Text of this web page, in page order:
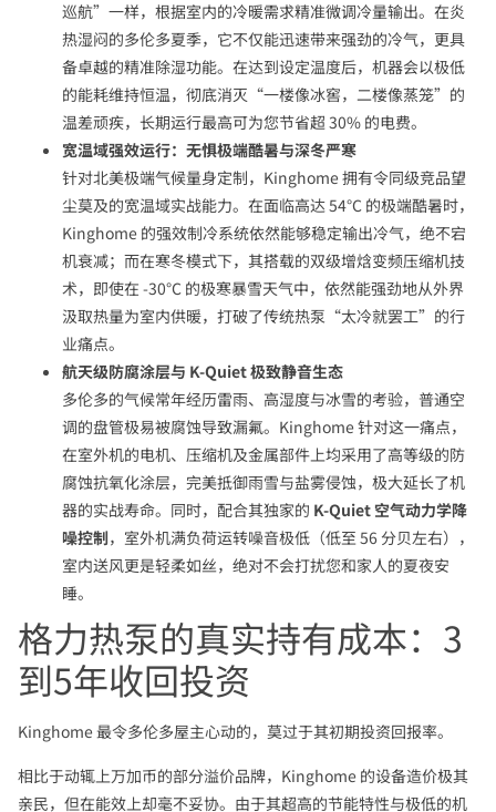
巡航”一样，根据室内的冷暖需求精准微调冷量输出。在炎
热湿闷的多伦多夏季，它不仅能迅速带来强劲的冷气，更具
备卓越的精准除湿功能。在达到设定温度后，机器会以极低
的能耗维持恒温，彻底消灭“一楼像冰窖，二楼像蒸笼”的
温差顽疾，长期运行最高可为您节省超 30% 的电费。
宽温域强效运行：无惧极端酷暑与深冬严寒
针对北美极端气候量身定制，Kinghome 拥有令同级竞品望
尘莫及的宽温域实战能力。在面临高达 54°C 的极端酷暑时，
Kinghome 的强效制冷系统依然能够稳定输出冷气，绝不宕
机衰减；而在寒冬模式下，其搭载的双级增焓变频压缩机技
术，即使在 -30°C 的极寒暴雪天气中，依然能强劲地从外界
汲取热量为室内供暖，打破了传统热泵“太冷就罢工”的行
业痛点。
航天级防腐涂层与 K-Quiet 极致静音生态
多伦多的气候常年经历雷雨、高湿度与冰雪的考验，普通空
调的盘管极易被腐蚀导致漏氟。Kinghome 针对这一痛点，
在室外机的电机、压缩机及金属部件上均采用了高等级的防
腐蚀抗氧化涂层，完美抵御雨雪与盐雾侵蚀，极大延长了机
器的实战寿命。同时，配合其独家的 K-Quiet 空气动力学降
噪控制，室外机满负荷运转噪音极低（低至 56 分贝左右），
室内送风更是轻柔如丝，绝对不会打扰您和家人的夏夜安
睡。
格力热泵的真实持有成本：3
到5年收回投资
Kinghome 最令多伦多屋主心动的，莫过于其初期投资回报率。
相比于动辄上万加币的部分溢价品牌，Kinghome 的设备造价极其
亲民，但在能效上却毫不妥协。由于其超高的节能特性与极低的机